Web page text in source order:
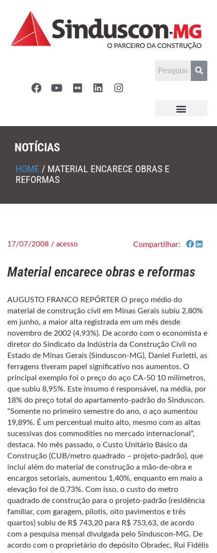
NOTÍCIAS
HOME / MATERIAL ENCARECE OBRAS E
REFORMAS
17/07/2008 / acesso Compartilhar:
Material encarece obras e reformas
AUGUSTO FRANCO REPÓRTER O preço médio do
material de construção civil em Minas Gerais subiu 2,80%
em junho, a maior alta registrada em um mês desde
novembro de 2002 (4,93%). De acordo com o economista e
diretor do Sindicato da Indústria da Construção Civil no
Estado de Minas Gerais (Sinduscon-MG), Daniel Furletti, as
ferragens tiveram papel significativo nos aumentos. O
principal exemplo foi o preço do aço CA-50 10 milímetros,
que subiu 8,95%. Este insumo é responsável, na média, por
18% do preço total do apartamento-padrão do Sinduscon.
“Somente no primeiro semestre do ano, o aço aumentou
19,89%. É um percentual muito alto, mesmo com as altas
sucessivas dos commodities no mercado internacional”,
destaca. No mês passado, o Custo Unitário Básico da
Construção (CUB/metro quadrado – projeto-padrão), que
inclui além do material de construção a mão-de-obra e
encargos setoriais, aumentou 1,40%, enquanto em maio a
elevação foi de 0,73%. Com isso, o custo do metro
quadrado de construção para o projeto-padrão (residência
familiar, com garagem, pilotis, oito pavimentos e três
quartos) subiu de R$ 743,20 para R$ 753,63, de acordo
com a pesquisa mensal divulgada pelo Sinduscon-MG. De
acordo com o proprietário do depósito Obradec, Rui Fidélis